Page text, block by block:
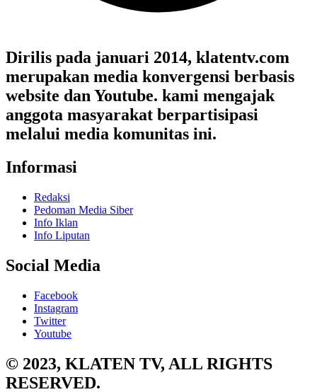
Dirilis pada januari 2014, klatentv.com
merupakan media konvergensi berbasis
website dan Youtube. kami mengajak
anggota masyarakat berpartisipasi
melalui media komunitas ini.
Informasi
Redaksi
Pedoman Media Siber
Info Iklan
Info Liputan
Social Media
Facebook
Instagram
Twitter
Youtube
© 2023, KLATEN TV, ALL RIGHTS
RESERVED.